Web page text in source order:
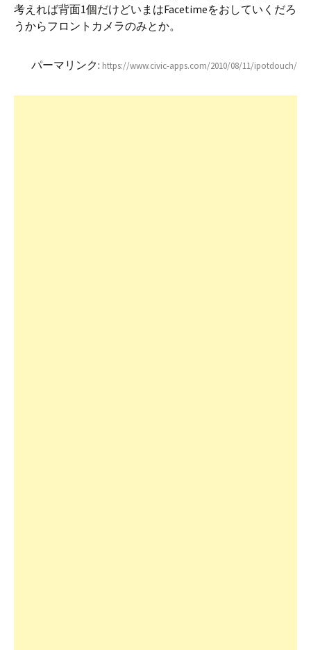
考えれば背面1個だけどいまはFacetimeをおしていくだろ
うからフロントカメラのみとか。
パーマリンク: https://www.civic-apps.com/2010/08/11/ipotdouch/